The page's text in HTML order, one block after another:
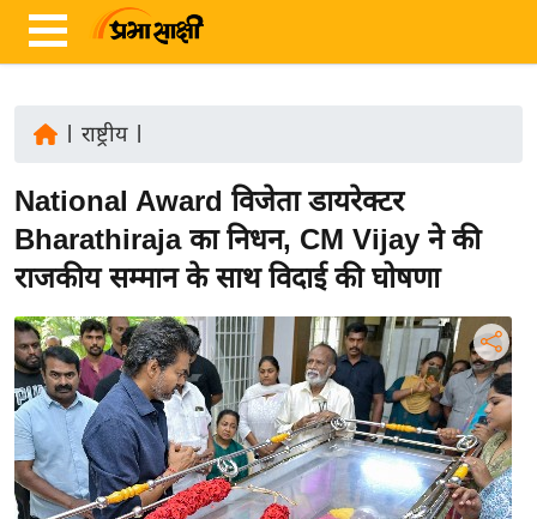
ज़ा
ख
र
रा
ष्ट्री
य
अं
त
र्रा
राष्ट्रीय|
National Award विजेता डायरेक्टर
Bharathiraja का निधन, CM Vijay ने की
राजकीय सम्मान के साथ विदाई की घोषणा